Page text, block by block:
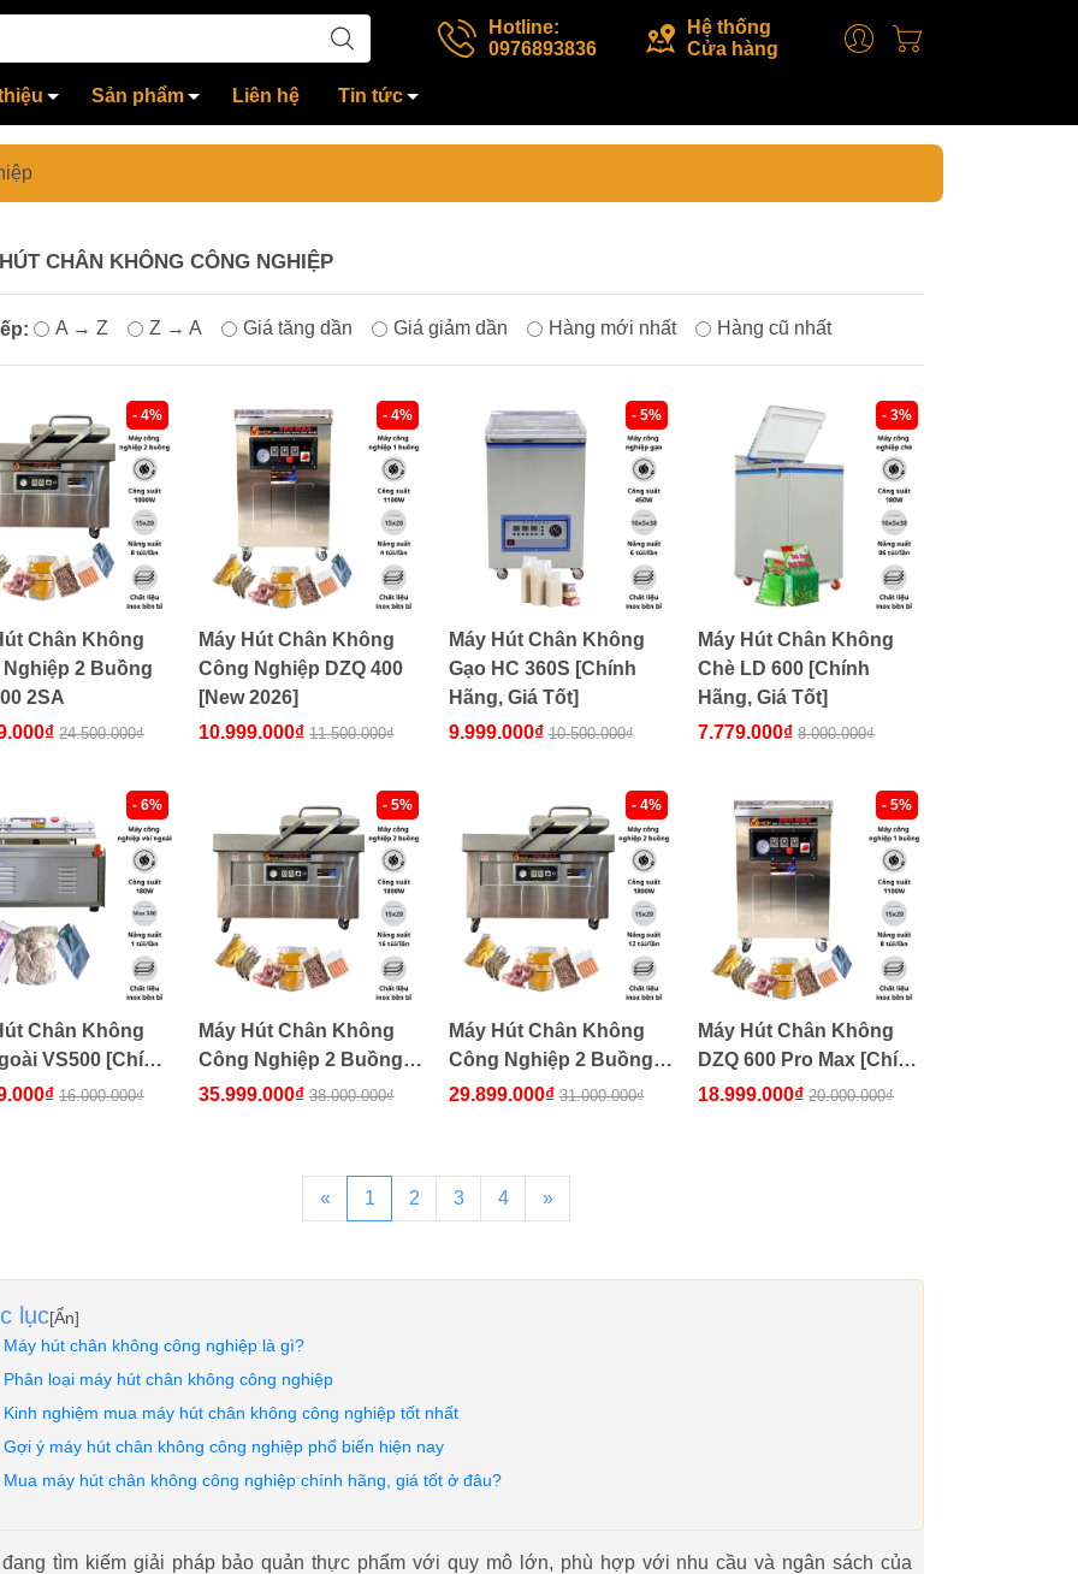
Hotline:
0976893836
Hệ thống
Cửa hàng
Sản phẩm Liên hệ Tin tức
CHÂN KHÔNG CÔNG NGHIỆP
A → Z Z → A Giá tăng dần Giá giảm dần Hàng mới nhất Hàng cũ nhất
- 4%
Chân Không
2 Buồng
2SA
24.500.000₫
- 4%
Máy Hút Chân Không
Công Nghiệp DZQ 400
[New 2026]
10.999.000₫ 11.500.000₫
- 5%
Máy Hút Chân Không
Gạo HC 360S [Chính
Hãng, Giá Tốt]
9.999.000₫ 10.500.000₫
- 3%
Máy Hút Chân Không
Chè LD 600 [Chính
Hãng, Giá Tốt]
7.779.000₫ 8.000.000₫
- 6%
Chân Không
VS500 [Chính
Giá Tốt]16.000.000₫
- 5%
Máy Hút Chân Không
Công Nghiệp 2 Buồng
DZQ600 2SA
35.999.000₫ 38.000.000₫
- 4%
Máy Hút Chân Không
Công Nghiệp 2 Buồng
DZQ500 2SA
29.899.000₫ 31.000.000₫
- 5%
Máy Hút Chân Không
DZQ 600 Pro Max [Chính
Hãng, Giá Tốt]
18.999.000₫ 20.000.000₫
« 1 2 3 4 »
lục[Ẩn]
Máy hút chân không công nghiệp là gì?
Phân loại máy hút chân không công nghiệp
Kinh nghiệm mua máy hút chân không công nghiệp tốt nhất
Gợi ý máy hút chân không công nghiệp phổ biến hiện nay
Mua máy hút chân không công nghiệp chính hãng, giá tốt ở đâu?
đang tìm kiếm giải pháp bảo quản thực phẩm với quy mô lớn, phù hợp với nhu cầu và ngân sách của